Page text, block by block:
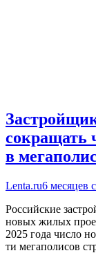
сокращать
в
Lenta.ru6 месяцев
Российские
новых жилых
2025 года число
ти мегаполисов